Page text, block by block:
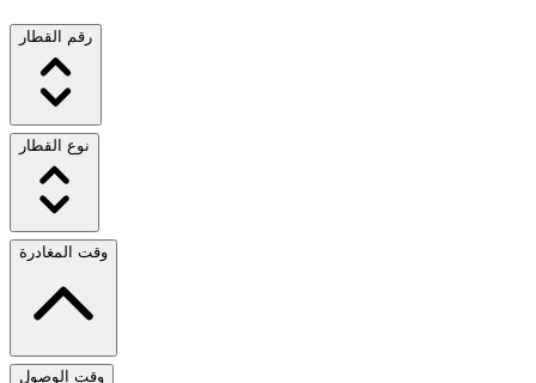
رقم القطار
نوع القطار
وقت المغادرة
وقت الوصول